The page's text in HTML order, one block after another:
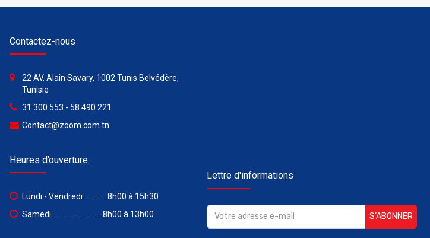
Contactez-nous
22 AV. Alain Savary, 1002 Tunis Belvédère,
Tunisie
31 300 553 - 58 490 221
Contact@zoom.com.tn
Heures d’ouverture :
Lundi - Vendredi ............ 8h00 à 15h30
Samedi ........................... 8h00 à 13h00
Lettre d'informations
S’ABONNER